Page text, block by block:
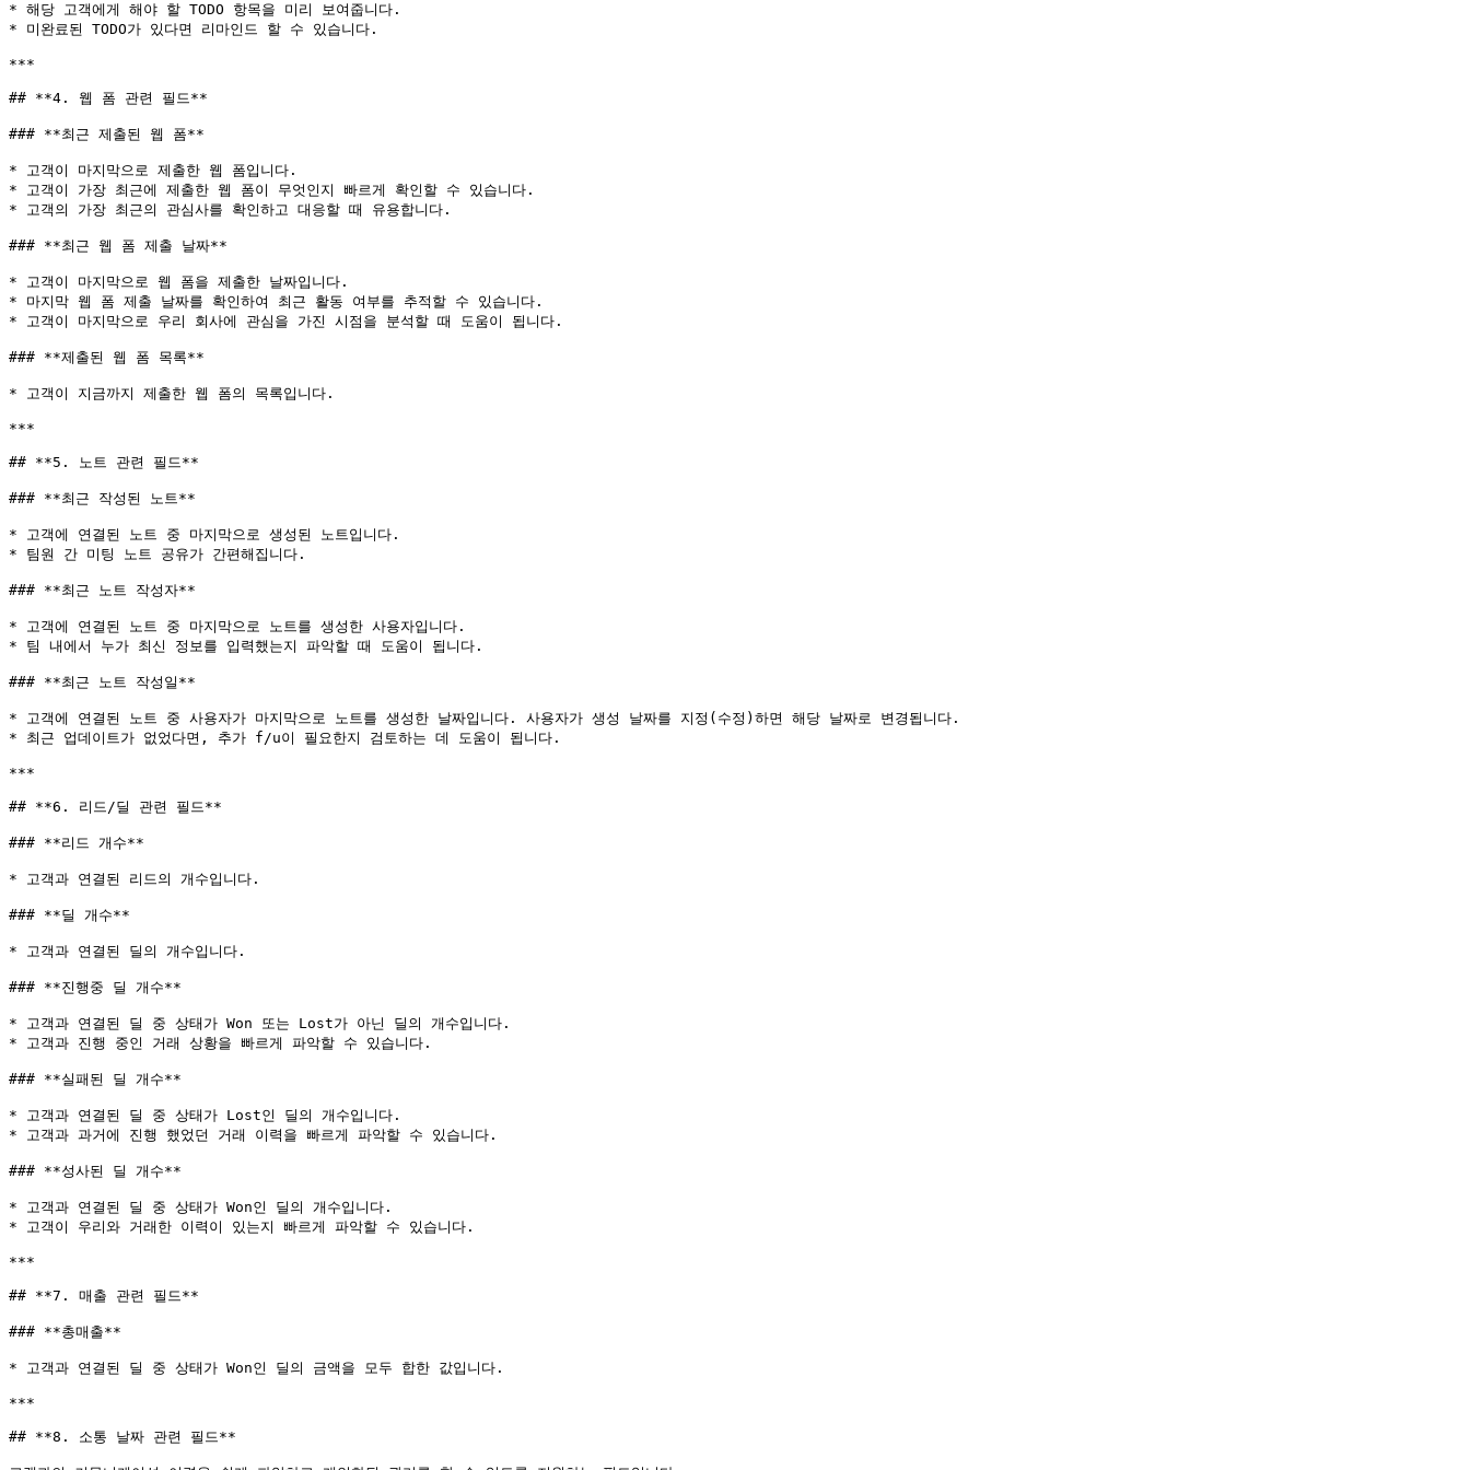
* 해당 고객에게 해야 할 TODO 항목을 미리 보여줍니다.
* 미완료된 TODO가 있다면 리마인드 할 수 있습니다.
***
## **4. 웹 폼 관련 필드**
### **최근 제출된 웹 폼**
* 고객이 마지막으로 제출한 웹 폼입니다.
* 고객이 가장 최근에 제출한 웹 폼이 무엇인지 빠르게 확인할 수 있습니다.
* 고객의 가장 최근의 관심사를 확인하고 대응할 때 유용합니다.
### **최근 웹 폼 제출 날짜**
* 고객이 마지막으로 웹 폼을 제출한 날짜입니다.
* 마지막 웹 폼 제출 날짜를 확인하여 최근 활동 여부를 추적할 수 있습니다.
* 고객이 마지막으로 우리 회사에 관심을 가진 시점을 분석할 때 도움이 됩니다.
### **제출된 웹 폼 목록**
* 고객이 지금까지 제출한 웹 폼의 목록입니다.
***
## **5. 노트 관련 필드**
### **최근 작성된 노트**
* 고객에 연결된 노트 중 마지막으로 생성된 노트입니다.
* 팀원 간 미팅 노트 공유가 간편해집니다.
### **최근 노트 작성자**
* 고객에 연결된 노트 중 마지막으로 노트를 생성한 사용자입니다.
* 팀 내에서 누가 최신 정보를 입력했는지 파악할 때 도움이 됩니다.
### **최근 노트 작성일**
* 고객에 연결된 노트 중 사용자가 마지막으로 노트를 생성한 날짜입니다. 사용자가 생성 날짜를 지정(수정)하면 해당 날짜로 변경됩니다.
* 최근 업데이트가 없었다면, 추가 f/u이 필요한지 검토하는 데 도움이 됩니다.
***
## **6. 리드/딜 관련 필드**
### **리드 개수**
* 고객과 연결된 리드의 개수입니다.
### **딜 개수**
* 고객과 연결된 딜의 개수입니다.
### **진행중 딜 개수**
* 고객과 연결된 딜 중 상태가 Won 또는 Lost가 아닌 딜의 개수입니다.
* 고객과 진행 중인 거래 상황을 빠르게 파악할 수 있습니다.
### **실패된 딜 개수**
* 고객과 연결된 딜 중 상태가 Lost인 딜의 개수입니다.
* 고객과 과거에 진행 했었던 거래 이력을 빠르게 파악할 수 있습니다.
### **성사된 딜 개수**
* 고객과 연결된 딜 중 상태가 Won인 딜의 개수입니다.
* 고객이 우리와 거래한 이력이 있는지 빠르게 파악할 수 있습니다.
***
## **7. 매출 관련 필드**
### **총매출**
* 고객과 연결된 딜 중 상태가 Won인 딜의 금액을 모두 합한 값입니다.
***
## **8. 소통 날짜 관련 필드**